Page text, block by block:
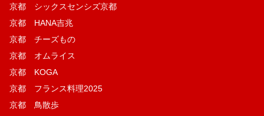
京都 シックスセンシズ京都
京都 HANA吉兆
京都 チーズもの
京都 オムライス
京都 KOGA
京都 フランス料理2025
京都 鳥散歩